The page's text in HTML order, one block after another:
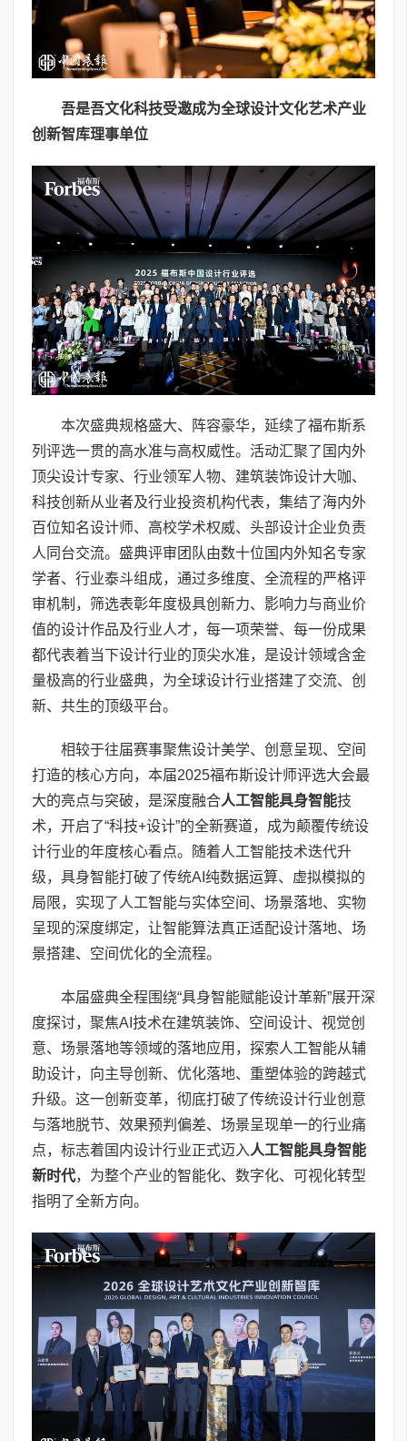
吾是吾文化科技受邀成为全球设计文化艺术产业
创新智库理事单位
本次盛典规格盛大、阵容豪华，延续了福布斯系
列评选一贯的高水准与高权威性。活动汇聚了国内外
顶尖设计专家、行业领军人物、建筑装饰设计大咖、
科技创新从业者及行业投资机构代表，集结了海内外
百位知名设计师、高校学术权威、头部设计企业负责
人同台交流。盛典评审团队由数十位国内外知名专家
学者、行业泰斗组成，通过多维度、全流程的严格评
审机制，筛选表彰年度极具创新力、影响力与商业价
值的设计作品及行业人才，每一项荣誉、每一份成果
都代表着当下设计行业的顶尖水准，是设计领域含金
量极高的行业盛典，为全球设计行业搭建了交流、创
新、共生的顶级平台。
相较于往届赛事聚焦设计美学、创意呈现、空间
打造的核心方向，本届2025福布斯设计师评选大会最
大的亮点与突破，是深度融合人工智能具身智能技
术，开启了“科技+设计”的全新赛道，成为颠覆传统设
计行业的年度核心看点。随着人工智能技术迭代升
级，具身智能打破了传统AI纯数据运算、虚拟模拟的
局限，实现了人工智能与实体空间、场景落地、实物
呈现的深度绑定，让智能算法真正适配设计落地、场
景搭建、空间优化的全流程。
本届盛典全程围绕“具身智能赋能设计革新”展开深
度探讨，聚焦AI技术在建筑装饰、空间设计、视觉创
意、场景落地等领域的落地应用，探索人工智能从辅
助设计，向主导创新、优化落地、重塑体验的跨越式
升级。这一创新变革，彻底打破了传统设计行业创意
与落地脱节、效果预判偏差、场景呈现单一的行业痛
点，标志着国内设计行业正式迈入 人工智能具身智能
新时代，为整个产业的智能化、数字化、可视化转型
指明了全新方向。